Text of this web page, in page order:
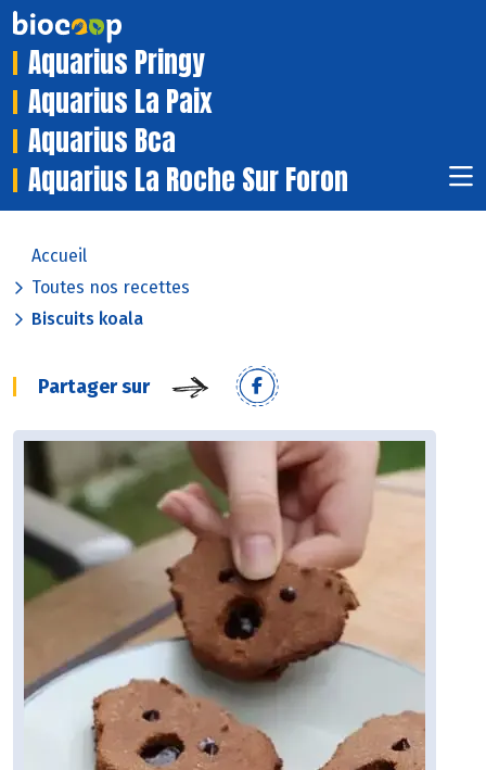
Aquarius Pringy
Aquarius La Paix
Aquarius Bca
Aquarius La Roche Sur Foron
Accueil
Toutes nos recettes
Biscuits koala
Partager sur